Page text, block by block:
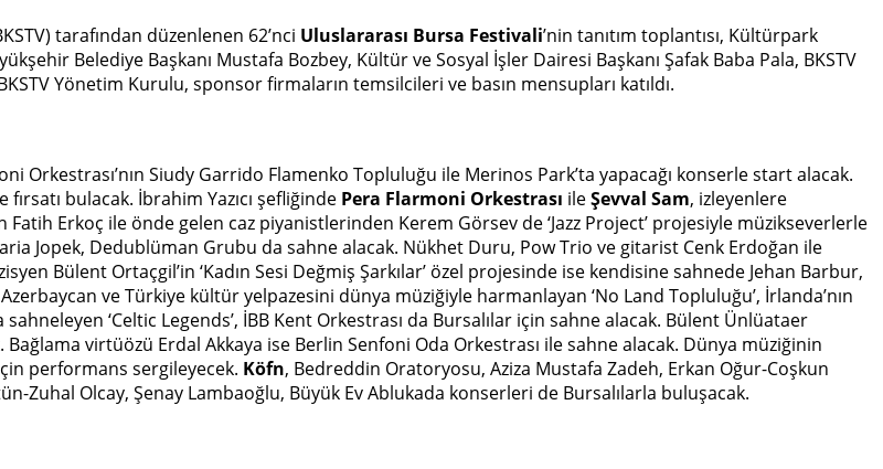
tarafından düzenlenen 62’nci Uluslararası Bursa Festivali’nin tanıtım toplantısı, Kültürpark
Belediye Başkanı Mustafa Bozbey, Kültür ve Sosyal İşler Dairesi Başkanı Şafak Baba Pala, BKSTV
Yönetim Kurulu, sponsor firmaların temsilcileri ve basın mensupları katıldı.
Orkestrası’nın Siudy Garrido Flamenko Topluluğu ile Merinos Park’ta yapacağı konserle start alacak.
bulacak. İbrahim Yazıcı şefliğinde Pera Flarmoni Orkestrası ileŞevval Sam, izleyenlere
Erkoç ile önde gelen caz piyanistlerinden Kerem Görsev de ‘Jazz Project’ projesiyle müzikseverlerle
Jopek, Dedublüman Grubu da sahne alacak. Nükhet Duru, Pow Trio ve gitarist Cenk Erdoğan ile
Bülent Ortaçgil’in ‘Kadın Sesi Değmiş Şarkılar’ özel projesinde ise kendisine sahnede Jehan Barbur,
ve Türkiye kültür yelpazesini dünya müziğiyle harmanlayan ‘No Land Topluluğu’, İrlanda’nın
‘Celtic Legends’, İBB Kent Orkestrası da Bursalılar için sahne alacak. Bülent Ünlüataer
virtüözü Erdal Akkaya ise Berlin Senfoni Oda Orkestrası ile sahne alacak. Dünya müziğinin
performans sergileyecek. Köfn, Bedreddin Oratoryosu, Aziza Mustafa Zadeh, Erkan Oğur-Coşkun
Zuhal Olcay, Şenay Lambaoğlu, Büyük Ev Ablukada konserleri de Bursalılarla buluşacak.